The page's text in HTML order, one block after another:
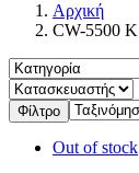
Αρχική
CW-5500 K
Φίλτρο
Out of stock